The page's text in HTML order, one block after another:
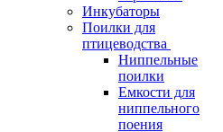
Инкубаторы
Поилки для
птицеводства
Ниппельные
поилки
Емкости для
ниппельного
поения